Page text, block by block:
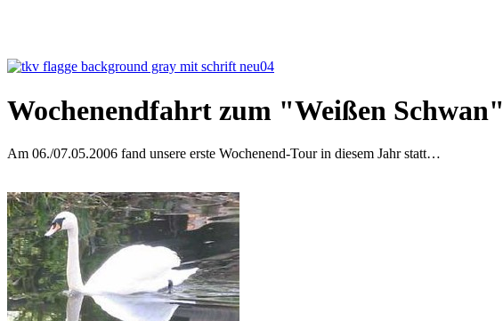
Wochenendfahrt zum "Weißen Schwan"
Am 06./07.05.2006 fand unsere erste Wochenend-Tour in diesem Jahr statt…